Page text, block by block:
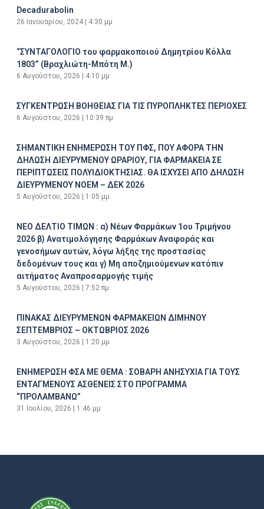
Decadurabolin
26 Ιανουαρίου, 2024 4:30 μμ
“ΣΥΝΤΑΓΟΛΟΓΙΟ του φαρμακοποιού Δημητρίου Κόλλα
1803” (Βραχλιώτη-Μπότη Μ.)
6 Αυγούστου, 2026 4:10 μμ
ΣΥΓΚΕΝΤΡΩΣΗ ΒΟΗΘΕΙΑΣ ΓΙΑ ΤΙΣ ΠΥΡΟΠΛΗΚΤΕΣ ΠΕΡΙΟΧΕΣ
6 Αυγούστου, 2026 10:39 πμ
ΣΗΜΑΝΤΙΚΗ ΕΝΗΜΕΡΩΣΗ ΤΟΥ ΠΦΣ, ΠΟΥ ΑΦΟΡΑ ΤΗΝ
ΔΗΛΩΣΗ ΔΙΕΥΡΥΜΕΝΟΥ ΩΡΑΡΙΟΥ, ΓΙΑ ΦΑΡΜΑΚΕΙΑ ΣΕ
ΠΕΡΙΠΤΩΣΕΙΣ ΠΟΛΥΙΔΙΟΚΤΗΣΙΑΣ. ΘΑ ΙΣΧΥΣΕΙ ΑΠΟ ΔΗΛΩΣΗ
ΔΙΕΥΡΥΜΕΝΟΥ ΝΟΕΜ – ΔΕΚ 2026
5 Αυγούστου, 2026 1:05 μμ
ΝΕΟ ΔΕΛΤΙΟ ΤΙΜΩΝ : α) Νέων Φαρμάκων 1ου Τριμήνου
2026 β) Ανατιμολόγησης Φαρμάκων Αναφοράς και
γενοσήμων αυτών, λόγω λήξης της προστασίας
δεδομένων τους και γ) Μη αποζημιούμενων κατόπιν
αιτήματος Αναπροσαρμογής τιμής
5 Αυγούστου, 2026 7:52 πμ
ΠΙΝΑΚΑΣ ΔΙΕΥΡΥΜΕΝΩΝ ΦΑΡΜΑΚΕΙΩΝ ΔΙΜΗΝΟΥ
ΣΕΠΤΕΜΒΡΙΟΣ – ΟΚΤΩΒΡΙΟΣ 2026
3 Αυγούστου, 2026 1:20 μμ
ΕΝΗΜΕΡΩΣΗ ΦΣΑ ΜΕ ΘΕΜΑ : ΣΟΒΑΡΗ ΑΝΗΣΥΧΙΑ ΓΙΑ ΤΟΥΣ
ΕΝΤΑΓΜΕΝΟΥΣ ΑΣΘΕΝΕΙΣ ΣΤΟ ΠΡΟΓΡΑΜΜΑ
“ΠΡΟΛΑΜΒΑΝΩ”
31 Ιουλίου, 2026 1:46 μμ